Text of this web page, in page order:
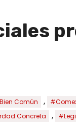
Común ,
Concreta ,